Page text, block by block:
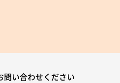
問い合わせください